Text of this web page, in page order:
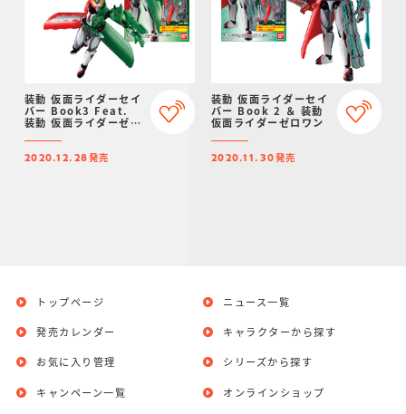
装動 仮面ライダーセイ
バー Book3 Feat.
装動 仮面ライダーゼロ
2020.12.28発売
装動 仮面ライダーセイ
バー Book 2 ＆ 装動
仮面ライダーゼロワン
2020.11.30発売
トップページ
発売カレンダー
お気に入り管理
ニュース一覧
キャラクターから探す
シリーズから探す
キャンペーン一覧 オンラインショップ